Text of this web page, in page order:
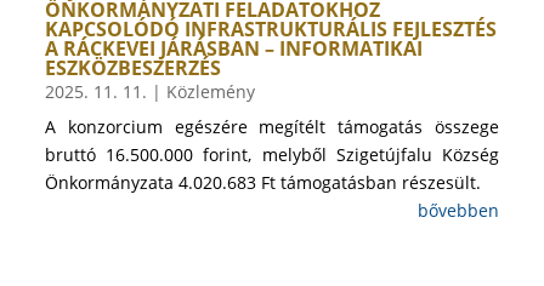
ÖNKORMÁNYZATI FELADATOKHOZ
KAPCSOLÓDÓ INFRASTRUKTURÁLIS FEJLESZTÉS
A RÁCKEVEI JÁRÁSBAN – INFORMATIKAI
ESZKÖZBESZERZÉS
2025. 11. 11. | Közlemény
A konzorcium egészére megítélt támogatás összege
bruttó 16.500.000 forint, melyből Szigetújfalu Község
Önkormányzata 4.020.683 Ft támogatásban részesült.
bővebben